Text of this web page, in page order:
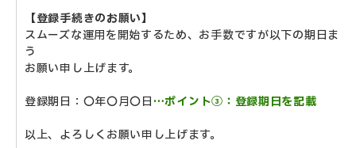
【登録手続きのお願い】
スムーズな運用を開始するため、お手数ですが以下の期日ま
う
お願い申し上げます。
登録期日：〇年〇月〇日…ポイント③：登録期日を記載
以上、よろしくお願い申し上げます。